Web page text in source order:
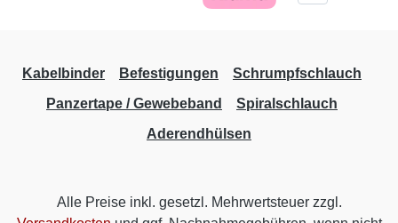
Kabelbinder Befestigungen
Schrumpfschlauch
Panzertape / Gewebeband
Spiralschlauch
Aderendhülsen
Alle Preise inkl. gesetzl. Mehrwertsteuer zzgl.